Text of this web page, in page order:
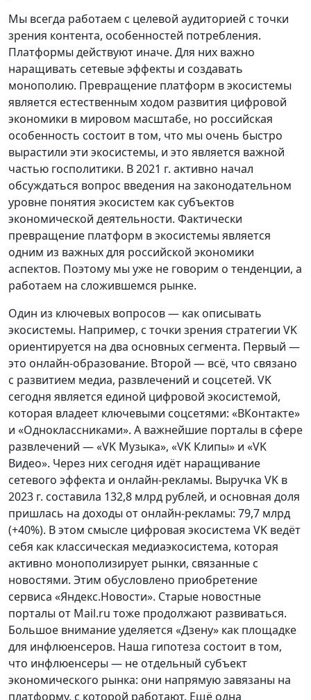
Мы всегда работаем с целевой аудиторией с точки
зрения контента, особенностей потребления.
Платформы действуют иначе. Для них важно
наращивать сетевые эффекты и создавать
монополию. Превращение платформ в экосистемы
является естественным ходом развития цифровой
экономики в мировом масштабе, но российская
особенность состоит в том, что мы очень быстро
вырастили эти экосистемы, и это является важной
частью госполитики. В 2021 г. активно начал
обсуждаться вопрос введения на законодательном
уровне понятия экосистем как субъектов
экономической деятельности. Фактически
превращение платформ в экосистемы является
одним из важных для российской экономики
аспектов. Поэтому мы уже не говорим о тенденции, а
работаем на сложившемся рынке.
Один из ключевых вопросов — как описывать
экосистемы. Например, с точки зрения стратегии VK
ориентируется на два основных сегмента. Первый —
это онлайн-образование. Второй — всё, что связано
с развитием медиа, развлечений и соцсетей. VK
сегодня является единой цифровой экосистемой,
которая владеет ключевыми соцсетями: «ВКонтакте»
и «Одноклассниками». А важнейшие порталы в сфере
развлечений — «VK Музыка», «VK Клипы» и «VK
Видео». Через них сегодня идёт наращивание
сетевого эффекта и онлайн-рекламы. Выручка VK в
2023 г. составила 132,8 млрд рублей, и основная доля
пришлась на доходы от онлайн-рекламы: 79,7 млрд
(+40%). В этом смысле цифровая экосистема VK ведёт
себя как классическая медиаэкосистема, которая
активно монополизирует рынки, связанные с
новостями. Этим обусловлено приобретение
сервиса «Яндекс.Новости». Старые новостные
порталы от Mail.ru тоже продолжают развиваться.
Большое внимание уделяется «Дзену» как площадке
для инфлюенсеров. Наша гипотеза состоит в том,
что инфлюенсеры — не отдельный субъект
экономического рынка: они напрямую завязаны на
платформу, с которой работают. Ещё одна